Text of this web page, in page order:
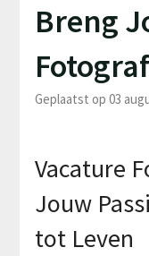
Breng
Geplaatst op 03
Vacature
Jouw
tot Leven